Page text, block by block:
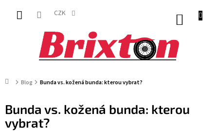
obsah
CZK
Domů
Blog Bunda vs. kožená bunda: kterou vybrat?
Bunda vs. kožená bunda: kterou
vybrat?